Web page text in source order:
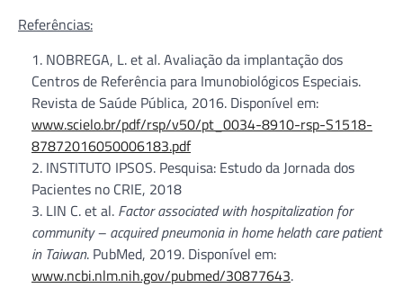
Referências:
NOBREGA, L. et al. Avaliação da implantação dos
Centros de Referência para Imunobiológicos Especiais.
Revista de Saúde Pública, 2016. Disponível em:
www.scielo.br/pdf/rsp/v50/pt_0034-8910-rsp-S1518-
87872016050006183.pdf
2. INSTITUTO IPSOS. Pesquisa: Estudo da Jornada dos
Pacientes no CRIE, 2018
3. LIN C. et al. Factor associated with hospitalization for
community – acquired pneumonia in home helath care patient
in Taiwan. PubMed, 2019. Disponível em:
www.ncbi.nlm.nih.gov/pubmed/30877643.